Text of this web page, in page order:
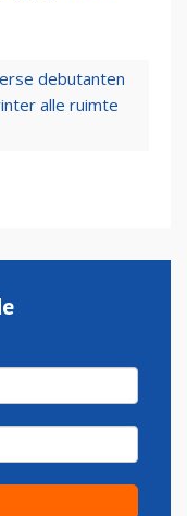
debutanten
alle ruimte